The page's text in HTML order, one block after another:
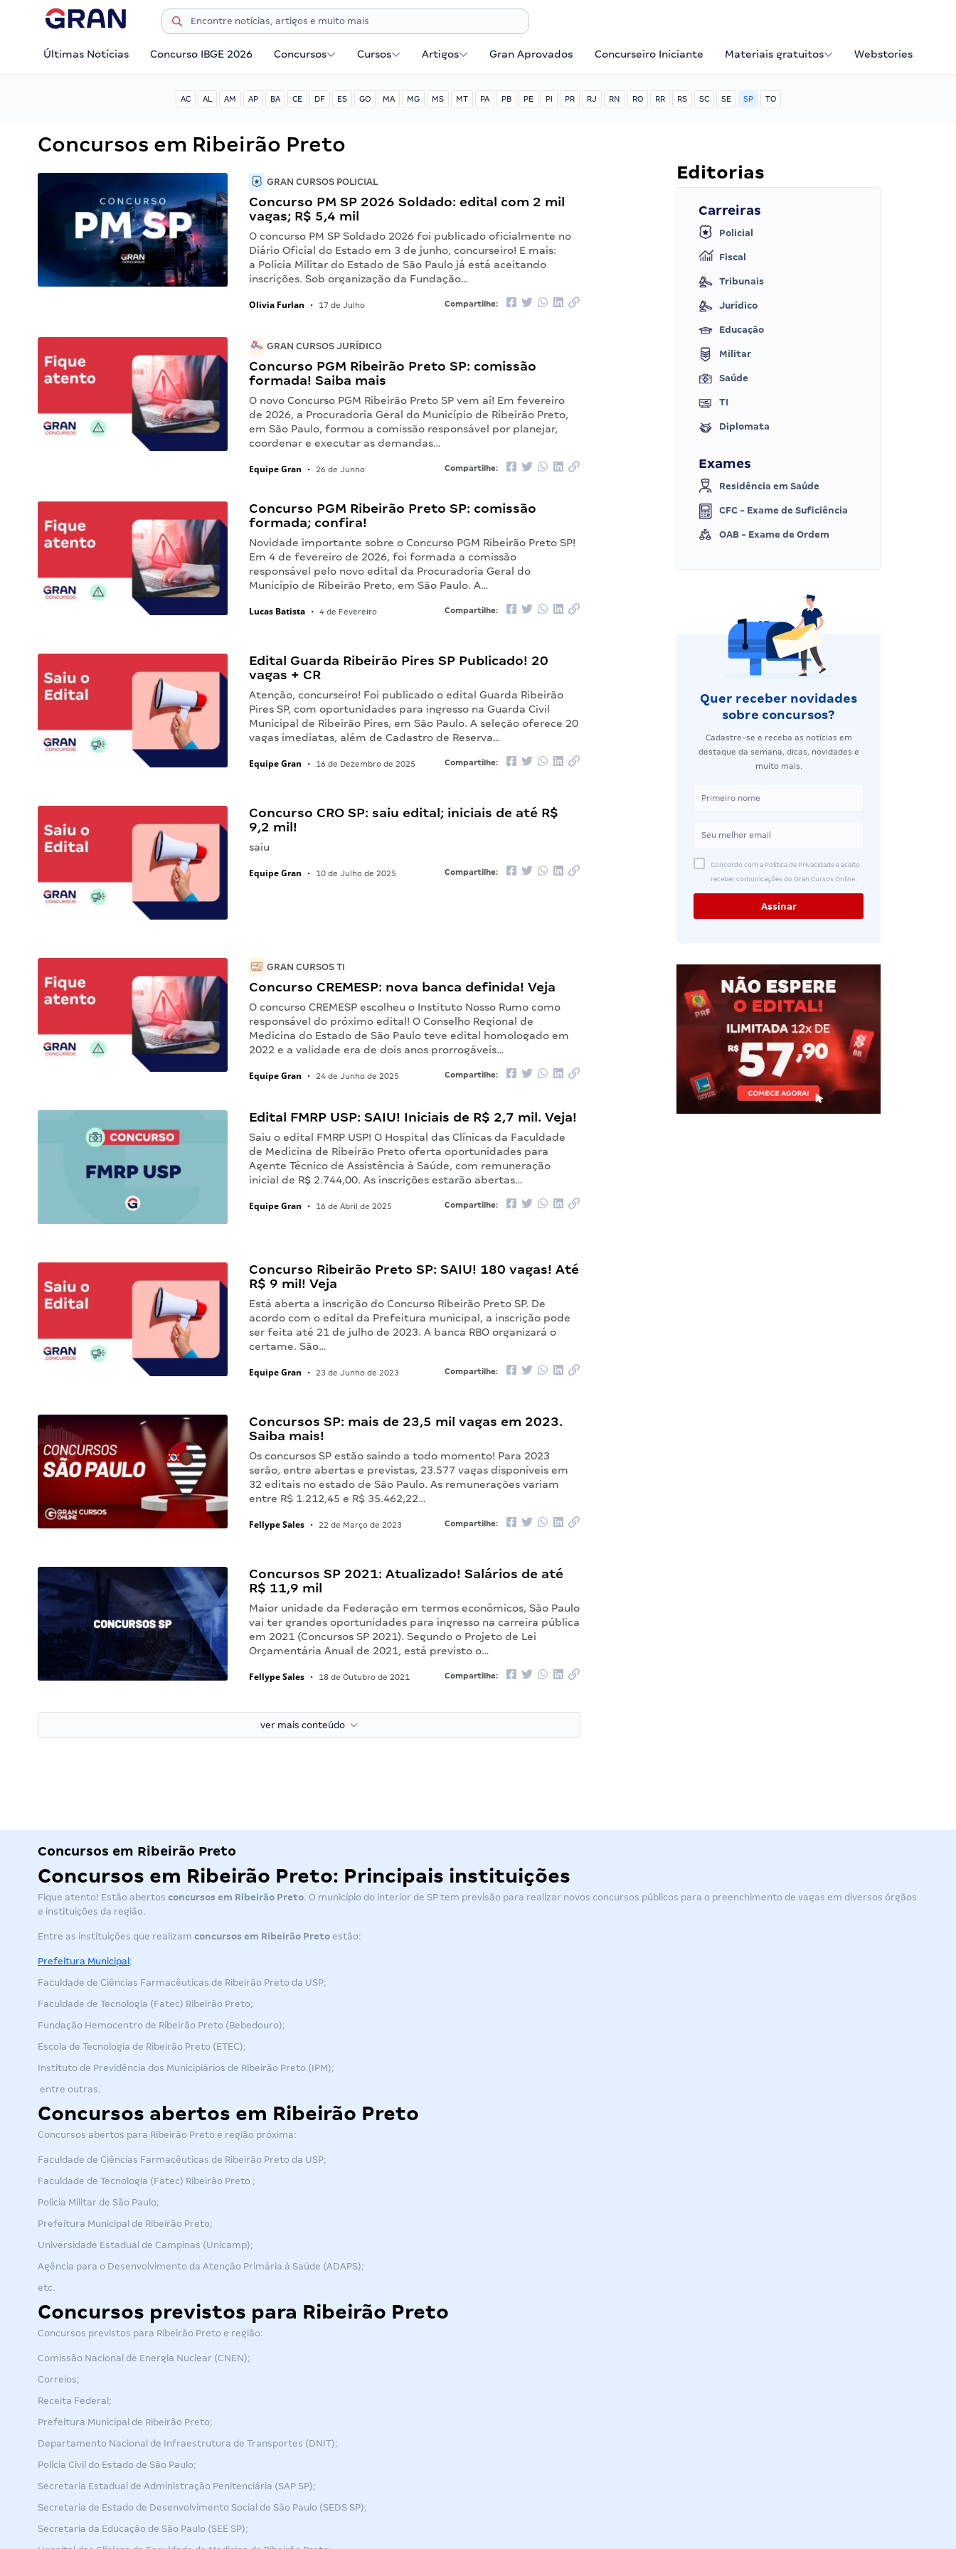
Últimas Notícias Concurso IBGE 2026 Concursos Cursos Artigos Gran Aprovados Concurseiro Iniciante Materiais gratuitos Webstories
AC AL AM AP BA CE DF ES GO MA MG MS MT PA PB PE PI PR RJ RN RO RR RS SC SE SP TO
Concursos em Ribeirão Preto
GRAN CURSOS POLICIAL
Concurso PM SP 2026 Soldado: edital com 2 mil
vagas; R$ 5,4 mil
O concurso PM SP Soldado 2026 foi publicado oficialmente no
Diário Oficial do Estado em 3 de junho, concurseiro! E mais:
a Polícia Militar do Estado de São Paulo já está aceitando
inscrições. Sob organização da Fundação…
Olivia Furlan • 17 de Julho Compartilhe:
GRAN CURSOS JURÍDICO
Concurso PGM Ribeirão Preto SP: comissão
formada! Saiba mais
O novo Concurso PGM Ribeirão Preto SP vem aí! Em fevereiro
de 2026, a Procuradoria Geral do Município de Ribeirão Preto,
em São Paulo, formou a comissão responsável por planejar,
coordenar e executar as demandas…
Equipe Gran • 26 de Junho Compartilhe:
Concurso PGM Ribeirão Preto SP: comissão
formada; confira!
Novidade importante sobre o Concurso PGM Ribeirão Preto SP!
Em 4 de fevereiro de 2026, foi formada a comissão
responsável pelo novo edital da Procuradoria Geral do
Município de Ribeirão Preto, em São Paulo. A…
Lucas Batista • 4 de Fevereiro Compartilhe:
Edital Guarda Ribeirão Pires SP Publicado! 20
vagas + CR
Atenção, concurseiro! Foi publicado o edital Guarda Ribeirão
Pires SP, com oportunidades para ingresso na Guarda Civil
Municipal de Ribeirão Pires, em São Paulo. A seleção oferece 20
vagas imediatas, além de Cadastro de Reserva…
Equipe Gran • 16 de Dezembro de 2025 Compartilhe:
Concurso CRO SP: saiu edital; iniciais de até R$
9,2 mil!
saiu
Equipe Gran • 10 de Julho de 2025 Compartilhe:
GRAN CURSOS TI
Concurso CREMESP: nova banca definida! Veja
O concurso CREMESP escolheu o Instituto Nosso Rumo como
responsável do próximo edital! O Conselho Regional de
Medicina do Estado de São Paulo teve edital homologado em
2022 e a validade era de dois anos prorrogáveis…
Equipe Gran • 24 de Junho de 2025 Compartilhe:
Edital FMRP USP: SAIU! Iniciais de R$ 2,7 mil. Veja!
Saiu o edital FMRP USP! O Hospital das Clínicas da Faculdade
de Medicina de Ribeirão Preto oferta oportunidades para
Agente Técnico de Assistência à Saúde, com remuneração
inicial de R$ 2.744,00. As inscrições estarão abertas…
Equipe Gran • 16 de Abril de 2025 Compartilhe:
Concurso Ribeirão Preto SP: SAIU! 180 vagas! Até
R$ 9 mil! Veja
Está aberta a inscrição do Concurso Ribeirão Preto SP. De
acordo com o edital da Prefeitura municipal, a inscrição pode
ser feita até 21 de julho de 2023. A banca RBO organizará o
certame. São…
Equipe Gran • 23 de Junho de 2023 Compartilhe:
Concursos SP: mais de 23,5 mil vagas em 2023.
Saiba mais!
Os concursos SP estão saindo a todo momento! Para 2023
serão, entre abertas e previstas, 23.577 vagas disponíveis em
32 editais no estado de São Paulo. As remunerações variam
entre R$ 1.212,45 e R$ 35.462,22…
Fellype Sales • 22 de Março de 2023 Compartilhe:
Concursos SP 2021: Atualizado! Salários de até
R$ 11,9 mil
Maior unidade da Federação em termos econômicos, São Paulo
vai ter grandes oportunidades para ingresso na carreira pública
em 2021 (Concursos SP 2021). Segundo o Projeto de Lei
Orçamentária Anual de 2021, está previsto o…
Fellype Sales • 18 de Outubro de 2021 Compartilhe:
ver mais conteúdo
Editorias
Carreiras
Policial
Fiscal
Tribunais
Jurídico
Educação
Militar
Saúde
TI
Diplomata
Exames
Residência em Saúde
CFC - Exame de Suficiência
OAB - Exame de Ordem
Quer receber novidades
sobre concursos?
Cadastre-se e receba as notícias em
destaque da semana, dicas, novidades e
muito mais.
Concordo com a Política de Privacidade e aceito
receber comunicações do Gran Cursos Online.
Concursos em Ribeirão Preto
Concursos em Ribeirão Preto: Principais instituições
Fique atento! Estão abertos concursos em Ribeirão Preto. O município do interior de SP tem previsão para realizar novos concursos públicos para o preenchimento de vagas em diversos órgãos
e instituições da região.
Entre as instituições que realizam concursos em Ribeirão Preto estão:
Prefeitura Municipal ;
Faculdade de Ciências Farmacêuticas de Ribeirão Preto da USP;
Faculdade de Tecnologia (Fatec) Ribeirão Preto;
Fundação Hemocentro de Ribeirão Preto (Bebedouro);
Escola de Tecnologia de Ribeirão Preto (ETEC);
Instituto de Previdência dos Municipiários de Ribeirão Preto (IPM);
entre outras.
Concursos abertos em Ribeirão Preto
Concursos abertos para Ribeirão Preto e região próxima:
Faculdade de Ciências Farmacêuticas de Ribeirão Preto da USP;
Faculdade de Tecnologia (Fatec) Ribeirão Preto ;
Polícia Militar de São Paulo;
Prefeitura Municipal de Ribeirão Preto;
Universidade Estadual de Campinas (Unicamp);
Agência para o Desenvolvimento da Atenção Primária à Saúde (ADAPS);
etc.
Concursos previstos para Ribeirão Preto
Concursos previstos para Ribeirão Preto e região:
Comissão Nacional de Energia Nuclear (CNEN);
Correios;
Receita Federal;
Prefeitura Municipal de Ribeirão Preto;
Departamento Nacional de Infraestrutura de Transportes (DNIT);
Polícia Civil do Estado de São Paulo;
Secretaria Estadual de Administração Penitenciária (SAP SP);
Secretaria de Estado de Desenvolvimento Social de São Paulo (SEDS SP);
Secretaria da Educação de São Paulo (SEE SP);